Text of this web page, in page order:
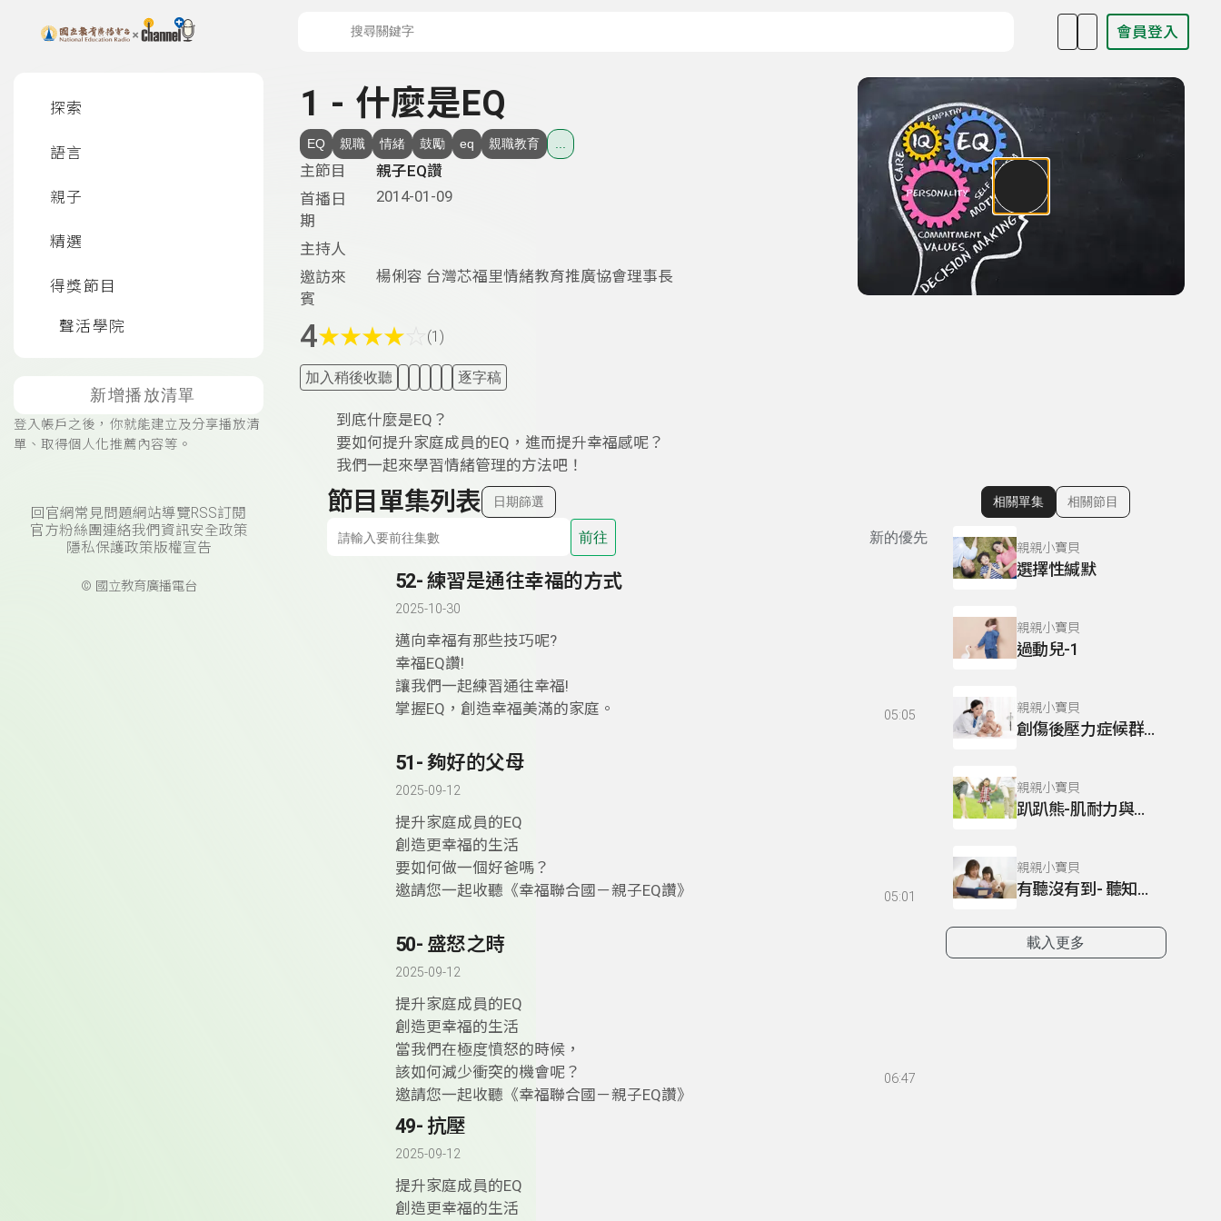
上方功能區塊 會員登入
探索
語言
親子
精選
得獎節目
聲活學院
新增播放清單
登入帳戶之後，你就能建立及分享播放清
單、取得個人化推薦內容等。
回官網常見問題網站導覽RSS訂閱
官方粉絲團連絡我們 資訊安全政策
隱私保護政策版權宣告
© 國立教育廣播電台
1 - 什麼是EQ
EQ 親職 情緒 鼓勵 eq 親職教育
主節目
親子EQ讚
首播日
期
2014-01-09
主持人
邀訪來
賓
楊俐容 台灣芯福里情緒教育推廣協會理事長
4★★★★ (1)
加入稍後收聽 逐字稿
到底什麼是EQ？
要如何提升家庭成員的EQ，進而提升幸福感呢？
我們一起來學習情緒管理的方法吧！
節目單集列表 日期篩選
前往 新的優先
52- 練習是通往幸福的方式
2025-10-30
邁向幸福有那些技巧呢?
幸福EQ讚!
讓我們一起練習通往幸福!
掌握EQ，創造幸福美滿的家庭。
05:05
51- 夠好的父母
2025-09-12
提升家庭成員的EQ
創造更幸福的生活
要如何做一個好爸嗎？
邀請您一起收聽《幸福聯合國－親子EQ讚》
05:01
50- 盛怒之時
2025-09-12
提升家庭成員的EQ
創造更幸福的生活
當我們在極度憤怒的時候，
該如何減少衝突的機會呢？
邀請您一起收聽《幸福聯合國－親子EQ讚》
06:47
49- 抗壓
2025-09-12
提升家庭成員的EQ
創造更幸福的生活
顯示相關單集
相關單集 相關節目
親親小寶貝
選擇性緘默
親親小寶貝
過動兒-1
親親小寶貝
創傷後壓力症候群的介入處理
親親小寶貝
趴趴熊-肌耐力與肌張力01
親親小寶貝
有聽沒有到- 聽知覺障礙-03
載入更多